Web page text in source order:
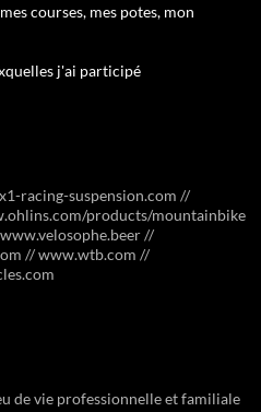
courses, mes potes, mon
j'ai participé
racing-suspension.com //
products/mountainbike
//
// www.wtb.com //
de vie professionnelle et familiale